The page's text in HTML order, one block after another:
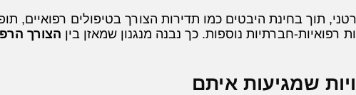
תוך בחינת היבטים כמו תדירות הצורך בטיפולים רפואיים,
רפואיות-חברתיות נוספות. כך נבנה מנגנון שמאזן בין הצורך
שמגיעות איתם